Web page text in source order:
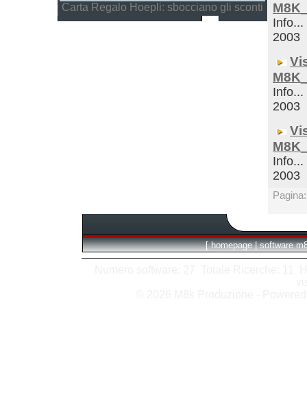
Carta Regalo Hoepli: sbocciano gli sconti
Info...
2003
Info...
2003
Info...
2003
[ homepage | software